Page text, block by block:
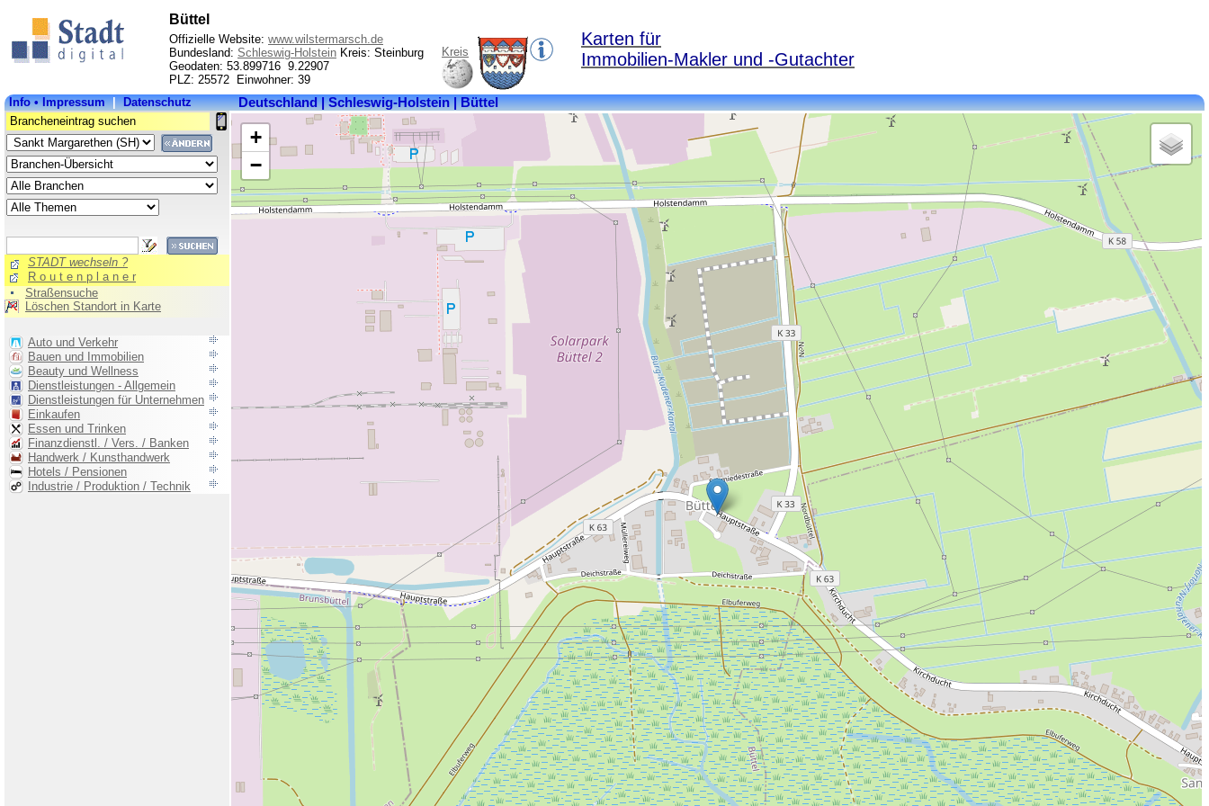
Büttel
Offizielle Website: www.wilstermarsch.de
Bundesland: Schleswig-Holstein Kreis: Steinburg
Geodaten: 53.899716 9.22907
PLZ: 25572 Einwohner: 39
Kreis
Steinburg
Bundesland:
Schleswig-
Holstein
Fläche:
km²
Einwohner:
45
Nordbüttel,
Tütermoor
Karten für
Immobilien-Makler und -Gutachter